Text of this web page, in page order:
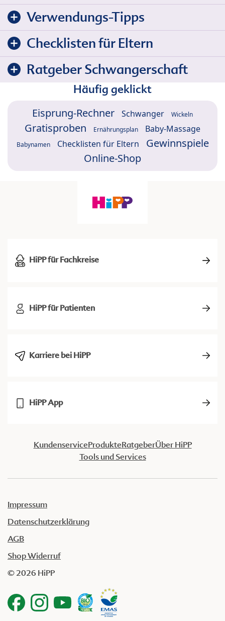
Verwendungs-Tipps
Checklisten für Eltern
Ratgeber Schwangerschaft
Häufig geklickt
Eisprung-Rechner Schwanger Wickeln
Gratisproben Ernährungsplan Baby-Massage
Babynamen Checklisten für Eltern
Gewinnspiele
Online-Shop
HiPP für Fachkreise
HiPP für Patienten
Karriere bei HiPP
HiPP App
KundenserviceProdukteRatgeberÜber HiPP
Tools und Services
Impressum
Datenschutzerklärung
AGB
Shop Widerruf
© 2026 HiPP